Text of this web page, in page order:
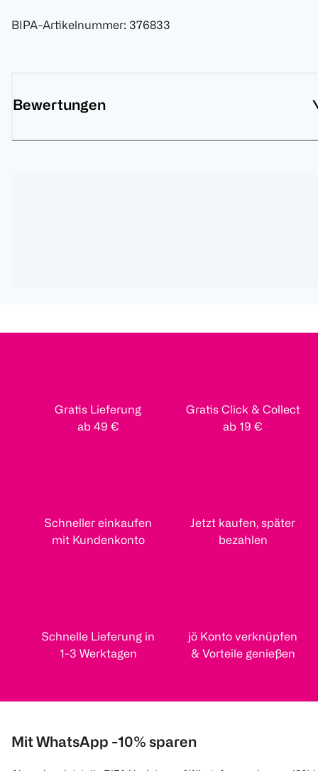
BIPA-Artikelnummer: 376833
Bewertungen
Gratis Lieferung
ab 49 €
Gratis Click & Collect
ab 19 €
Schneller einkaufen
mit Kundenkonto
Jetzt kaufen, später
bezahlen
Schnelle Lieferung in
1-3 Werktagen
jö Konto verknüpfen
& Vorteile genießen
Mit WhatsApp -10% sparen